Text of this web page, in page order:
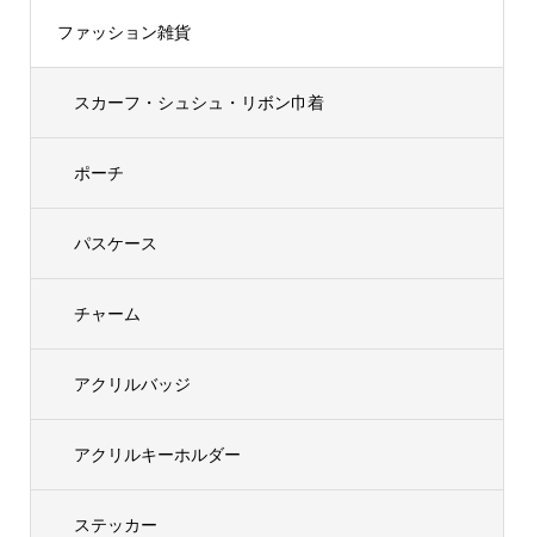
ファッション雑貨
スカーフ・シュシュ・リボン巾着
ポーチ
パスケース
チャーム
アクリルバッジ
アクリルキーホルダー
ステッカー